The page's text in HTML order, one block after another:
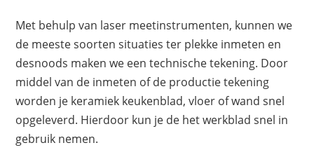
Met behulp van laser meetinstrumenten, kunnen we
de meeste soorten situaties ter plekke inmeten en
desnoods maken we een technische tekening. Door
middel van de inmeten of de productie tekening
worden je keramiek keukenblad, vloer of wand snel
opgeleverd. Hierdoor kun je de het werkblad snel in
gebruik nemen.